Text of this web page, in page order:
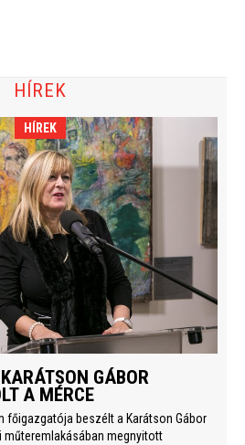
HÍREK
HÍREK
GÁBOR
A MÉRCE
főigazgatója beszélt a Karátson Gábor
megnyitott